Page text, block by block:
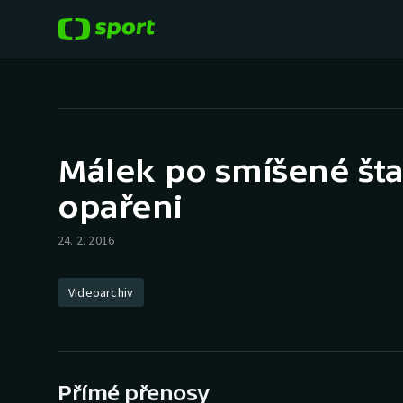
Hokej
Tenis
Cyklistika
Baseball a softbal
Málek po smíšené
opařeni
24. 2. 2016
Videoarchiv
Přímé přenosy